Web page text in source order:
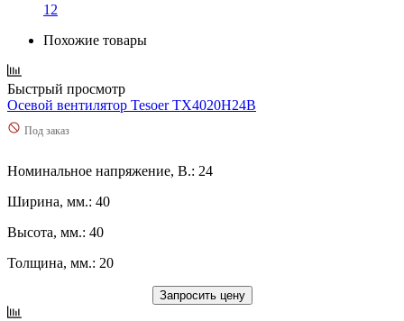
12
Похожие товары
Быстрый просмотр
Осевой вентилятор Tesoer TX4020H24B
Под заказ
Номинальное напряжение, В.: 24
Ширина, мм.: 40
Высота, мм.: 40
Толщина, мм.: 20
Запросить цену